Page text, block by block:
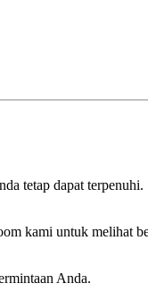
tetap dapat terpenuhi.
kami untuk melihat
Anda.